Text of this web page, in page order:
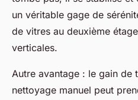
un véritable gage de
de vitres au deuxième
verticales.
Autre avantage : le gain de
nettoyage manuel peut